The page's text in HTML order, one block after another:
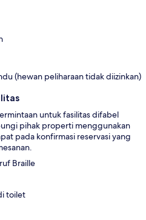
(hewan peliharaan tidak diizinkan)
untuk fasilitas difabel
pihak properti menggunakan
pada konfirmasi reservasi yang
Braille
toilet